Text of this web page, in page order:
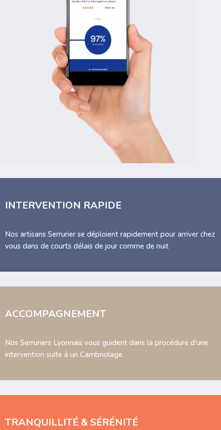
INTERVENTION RAPIDE
Nos artisans Serrurier se déploient rapidement pour arriver chez
vous dans de courts délais de jour comme de nuit
ACCOMPAGNEMENT
Nos Serruriers Lyonnais vous guident dans la procédure d’une
intervention suite à un Cambriolage.
TRANQUILLITÉ & SÉRÉNITÉ